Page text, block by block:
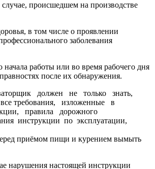
происшедшем на производстве
в том числе о проявлении
заболевания
начала работы или во время рабочего дня
после их обнаружения.
должен не только знать,
требования, изложенные в
правила дорожного
инструкции по эксплуатации,
приёмом пищи и курением вымыть
настоящей инструкции